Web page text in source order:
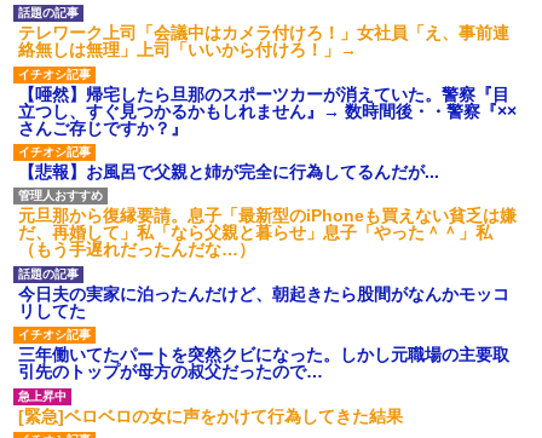
テレワーク上司「会議中はカメラ付けろ！」女社員「え、事前連
絡無しは無理」上司「いいから付けろ！」→
【唖然】帰宅したら旦那のスポーツカーが消えていた。警察『目
立つし、すぐ見つかるかもしれません』→ 数時間後・・警察『××
さんご存じですか？』
【悲報】お風呂で父親と姉が完全に行為してるんだが...
元旦那から復縁要請。息子「最新型のiPhoneも買えない貧乏は嫌
だ、再婚して」私「なら父親と暮らせ」息子「やった＾＾」私
（もう手遅れだったんだな…）
今日夫の実家に泊ったんだけど、朝起きたら股間がなんかモッコ
リしてた
三年働いてたパートを突然クビになった。しかし元職場の主要取
引先のトップが母方の叔父だったので…
[緊急]ベロベロの女に声をかけて行為してきた結果